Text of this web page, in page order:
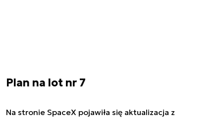
Plan na lot nr 7
Na stronie SpaceX pojawiła się aktualizacja z